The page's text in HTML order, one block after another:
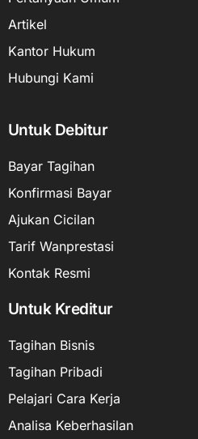
Artikel
Kantor Hukum
Hubungi Kami
Untuk Debitur
Bayar Tagihan
Konfirmasi Bayar
Ajukan Cicilan
Tarif Wanprestasi
Kontak Resmi
Untuk Kreditur
Tagihan Bisnis
Tagihan Pribadi
Pelajari Cara Kerja
Analisa Keberhasilan